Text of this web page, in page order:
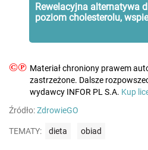
Rewelacyjna alternatywa
poziom cholesterolu,
©℗ Materiał chroniony prawem
zastrzeżone. Dalsze
wydawcy INFOR PL S.A. Kup
Źródło:ZdrowieGO
TEMATY: dieta obiad